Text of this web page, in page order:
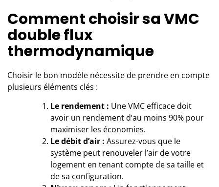
Comment choisir sa VMC
double flux
thermodynamique
Choisir le bon modèle nécessite de prendre en compte
plusieurs éléments clés :
Le rendement : Une VMC efficace doit
avoir un rendement d’au moins 90% pour
maximiser les économies.
Le débit d’air : Assurez-vous que le
système peut renouveler l’air de votre
logement en tenant compte de sa taille et
de sa configuration.